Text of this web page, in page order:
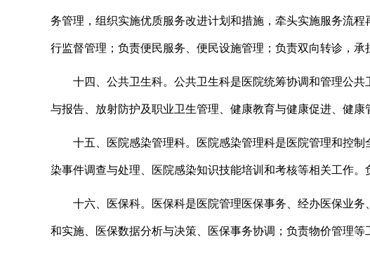
务管理，组织实施优质服务改进计划和措施，牵头实施服务流
行监督管理；负责便民服务、便民设施管理；负责双向转诊，承
十四 公共卫生科。 公共卫生科是医院统筹协调和管理公
与报告、放射防护及职业卫生管理、健康教育与健康促进、健康
十五 医院感染管理科。 医院感染管理科是医院管理和控
染事件调查与处理、医院感染知识技能培训和考核等相关工作。
十六 医保科。 医保科是医院管理医保事务、经办医保业
和实施、医保数据分析与决策、医保事务协调；负责物价管理等